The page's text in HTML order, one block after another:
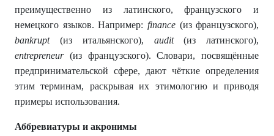
преимущественно из латинского, французского и
немецкого языков. Например: finance(из французского),
bankrupt(из итальянского), audit(из латинского),
entrepreneur(из французского). Словари, посвящённые
предпринимательской сфере, дают чёткие определения
этим терминам, раскрывая их этимологию и приводя
примеры использования.
Аббревиатуры и акронимы